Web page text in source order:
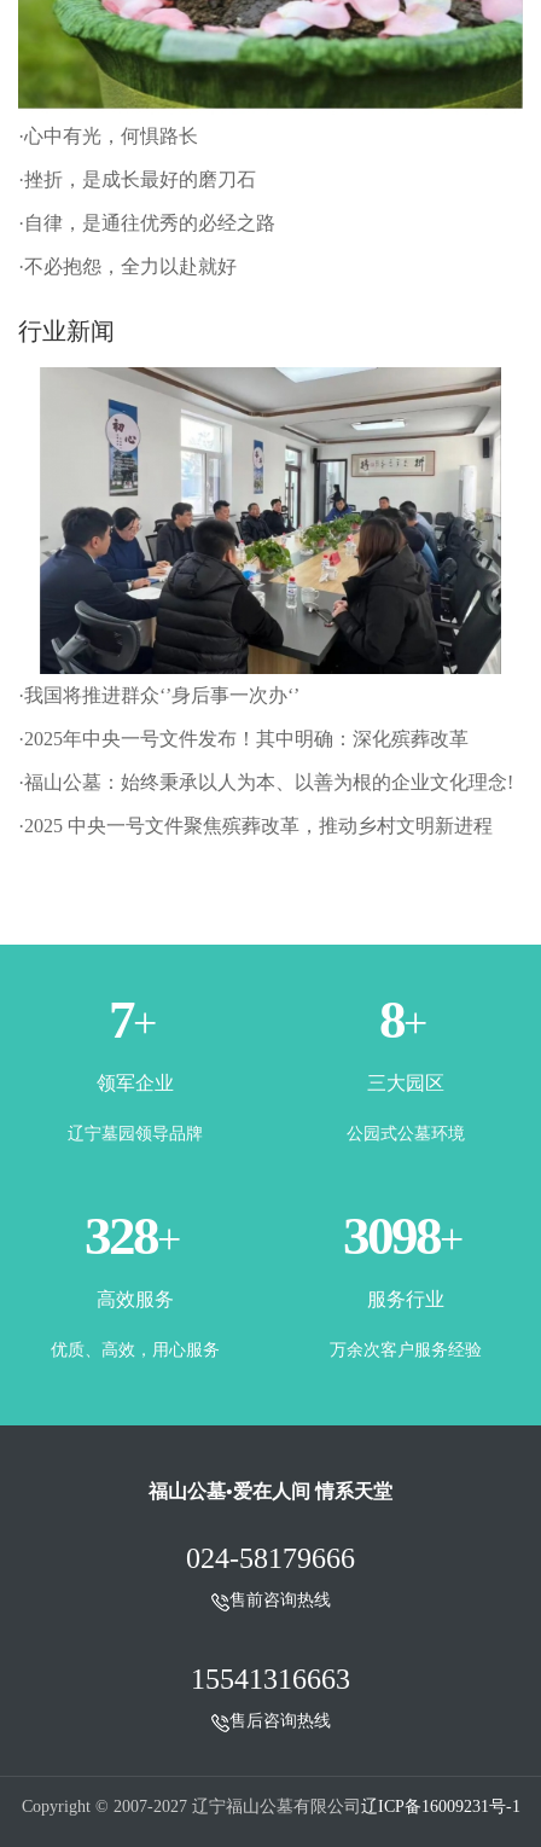
·心中有光，何惧路长
·挫折，是成长最好的磨刀石
·自律，是通往优秀的必经之路
·不必抱怨，全力以赴就好
行业新闻
·我国将推进群众‘’身后事一次办‘’
·2025年中央一号文件发布！其中明确：深化殡葬改革
·福山公墓：始终秉承以人为本、以善为根的企业文化理念!
·2025 中央一号文件聚焦殡葬改革，推动乡村文明新进程
2+
领军企业
辽宁墓园领导品牌
4+
三大园区
公园式公墓环境
360+
高效服务
优质、高效，用心服务
3443+
服务行业
万余次客户服务经验
福山公墓•爱在人间 情系天堂
024-58179666
售前咨询热线
15541316663
售后咨询热线
Copyright © 2007-2027 辽宁福山公墓有限公司 辽ICP备16009231号-1